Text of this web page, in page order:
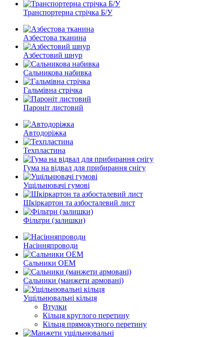
Транспортерна стрічка Б/У
Азбестова тканина
Азбестовий шнур
Сальникова набивка
Гальмівна стрічка
Пароніт листовий
Автодоріжка
Техпластина
Гума на відвал для прибирання снігу
Ущільнювачі гумові
Шкіркартон та азбосталевий лист
Фільтри (залишки)
Насінняпроводи
Сальники ОЕМ
Сальники (манжети армовані)
Ущільнювальні кільця
Втулки
Кільця круглого перетину
Кільця прямокутного перетину